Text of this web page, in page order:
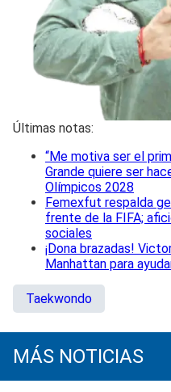
Últimas notas:
“Me motiva ser el
Grande quiere ser
Olímpicos 2028
Femexfut respalda
frente de la FIFA;
sociales
¡Dona brazadas!
Manhattan para
Taekwondo
MÁS NOTICIAS